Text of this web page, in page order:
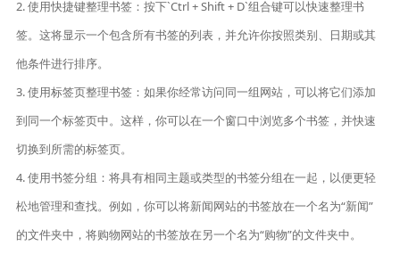
2. 使用快捷键整理书签：按下`Ctrl + Shift + D`组合键可以快速整理书
签。这将显示一个包含所有书签的列表，并允许你按照类别、日期或其
他条件进行排序。
3. 使用标签页整理书签：如果你经常访问同一组网站，可以将它们添加
到同一个标签页中。这样，你可以在一个窗口中浏览多个书签，并快速
切换到所需的标签页。
4. 使用书签分组：将具有相同主题或类型的书签分组在一起，以便更轻
松地管理和查找。例如，你可以将新闻网站的书签放在一个名为“新闻”
的文件夹中，将购物网站的书签放在另一个名为“购物”的文件夹中。